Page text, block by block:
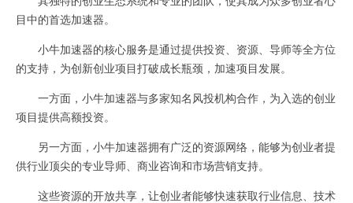
目中的首选加速器。
小牛加速器的核心服务是通过提供投资、资源、导师等全方位
的支持，为创新创业项目打破成长瓶颈，加速项目发展。
一方面，小牛加速器与多家知名风投机构合作，为入选的创业
项目提供高额投资。
另一方面，小牛加速器拥有广泛的资源网络，能够为创业者提
供行业顶尖的专业导师、商业咨询和市场营销支持。
这些资源的开放共享，让创业者能够快速获取行业信息、技术